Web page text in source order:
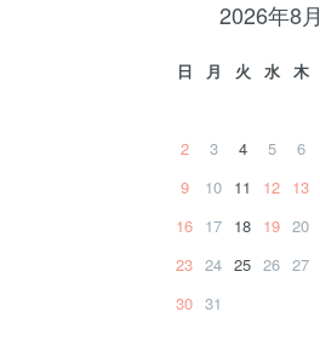
2026年8月
日 月 火 水 木
2
3 4 5 6
9
10 11 12 13
16 17 18 19 20
23 24 25 26 27
30 31